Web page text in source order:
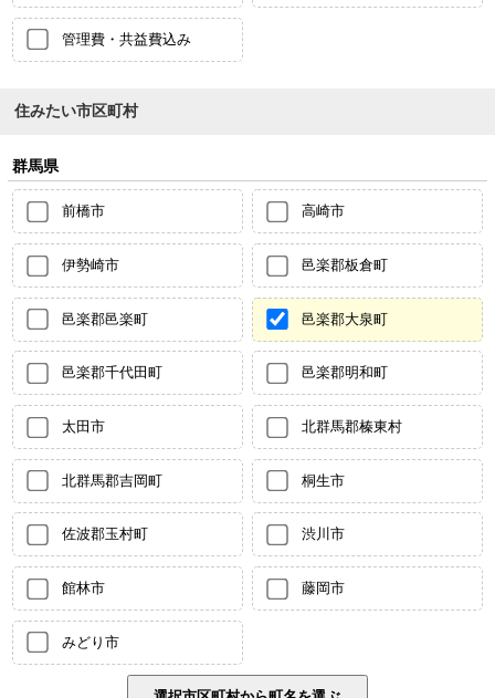
管理費・共益費込み
住みたい市区町村
群馬県
前橋市 高崎市
伊勢崎市 邑楽郡板倉町
邑楽郡邑楽町 邑楽郡大泉町
邑楽郡千代田町 邑楽郡明和町
太田市 北群馬郡榛東村
北群馬郡吉岡町 桐生市
佐波郡玉村町 渋川市
館林市 藤岡市
みどり市